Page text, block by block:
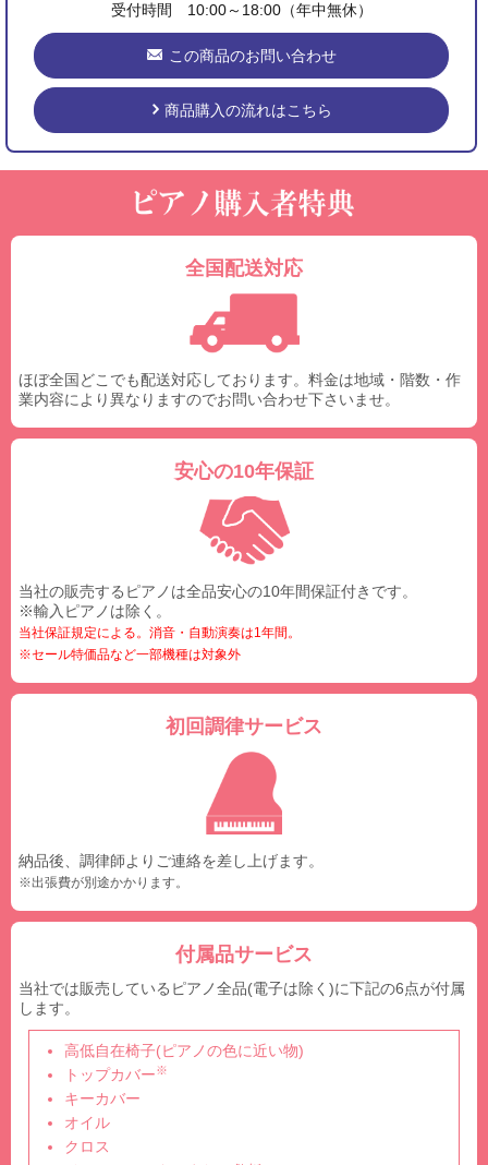
受付時間 10:00～18:00（年中無休）
この商品のお問い合わせ
商品購入の流れはこちら
全国配送対応
ほぼ全国どこでも配送対応しております。料金は地域・階数・作
業内容により異なりますのでお問い合わせ下さいませ。
安心の10年保証
当社の販売するピアノは全品安心の10年間保証付きです。
※輸入ピアノは除く。
当社保証規定による。消音・自動演奏は1年間。
※セール特価品など一部機種は対象外
初回調律サービス
納品後、調律師よりご連絡を差し上げます。
※出張費が別途かかります。
付属品サービス
当社では販売しているピアノ全品(電子は除く)に下記の6点が付属
します。
高低自在椅子(ピアノの色に近い物)
トップカバー※
キーカバー
オイル
クロス